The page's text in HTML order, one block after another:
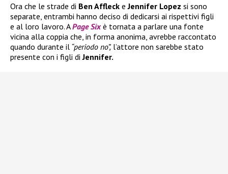
Ora che le strade di Ben Affleck eJennifer Lopez si sono
separate, entrambi hanno deciso di dedicarsi ai rispettivi figli
e al loro lavoro. APage Six è tornata a parlare una fonte
vicina alla coppia che, in forma anonima, avrebbe raccontato
quando durante il “periodo no”, l’attore non sarebbe stato
presente con i figli diJennifer.